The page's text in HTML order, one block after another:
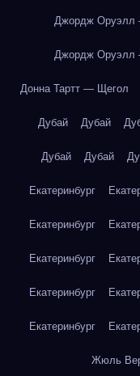
Джордж Оруэлл
Джордж Оруэлл
Донна Тартт — Щегол
Дубай Дубай
Дубай Дубай
Екатеринбург
Екатеринбург
Екатеринбург
Екатеринбург
Екатеринбург
Жюль